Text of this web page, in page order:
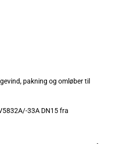
pakning og omløber til
33A DN15 fra